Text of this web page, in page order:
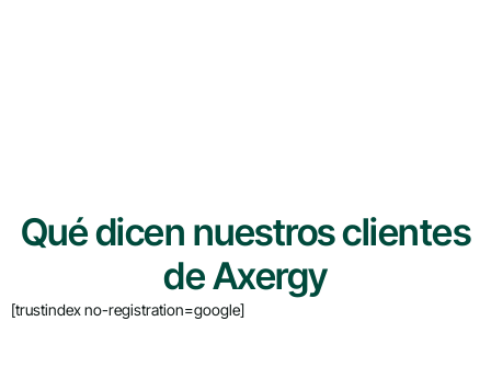
Qué dicen nuestros clientes
de Axergy
[trustindex no-registration=google]